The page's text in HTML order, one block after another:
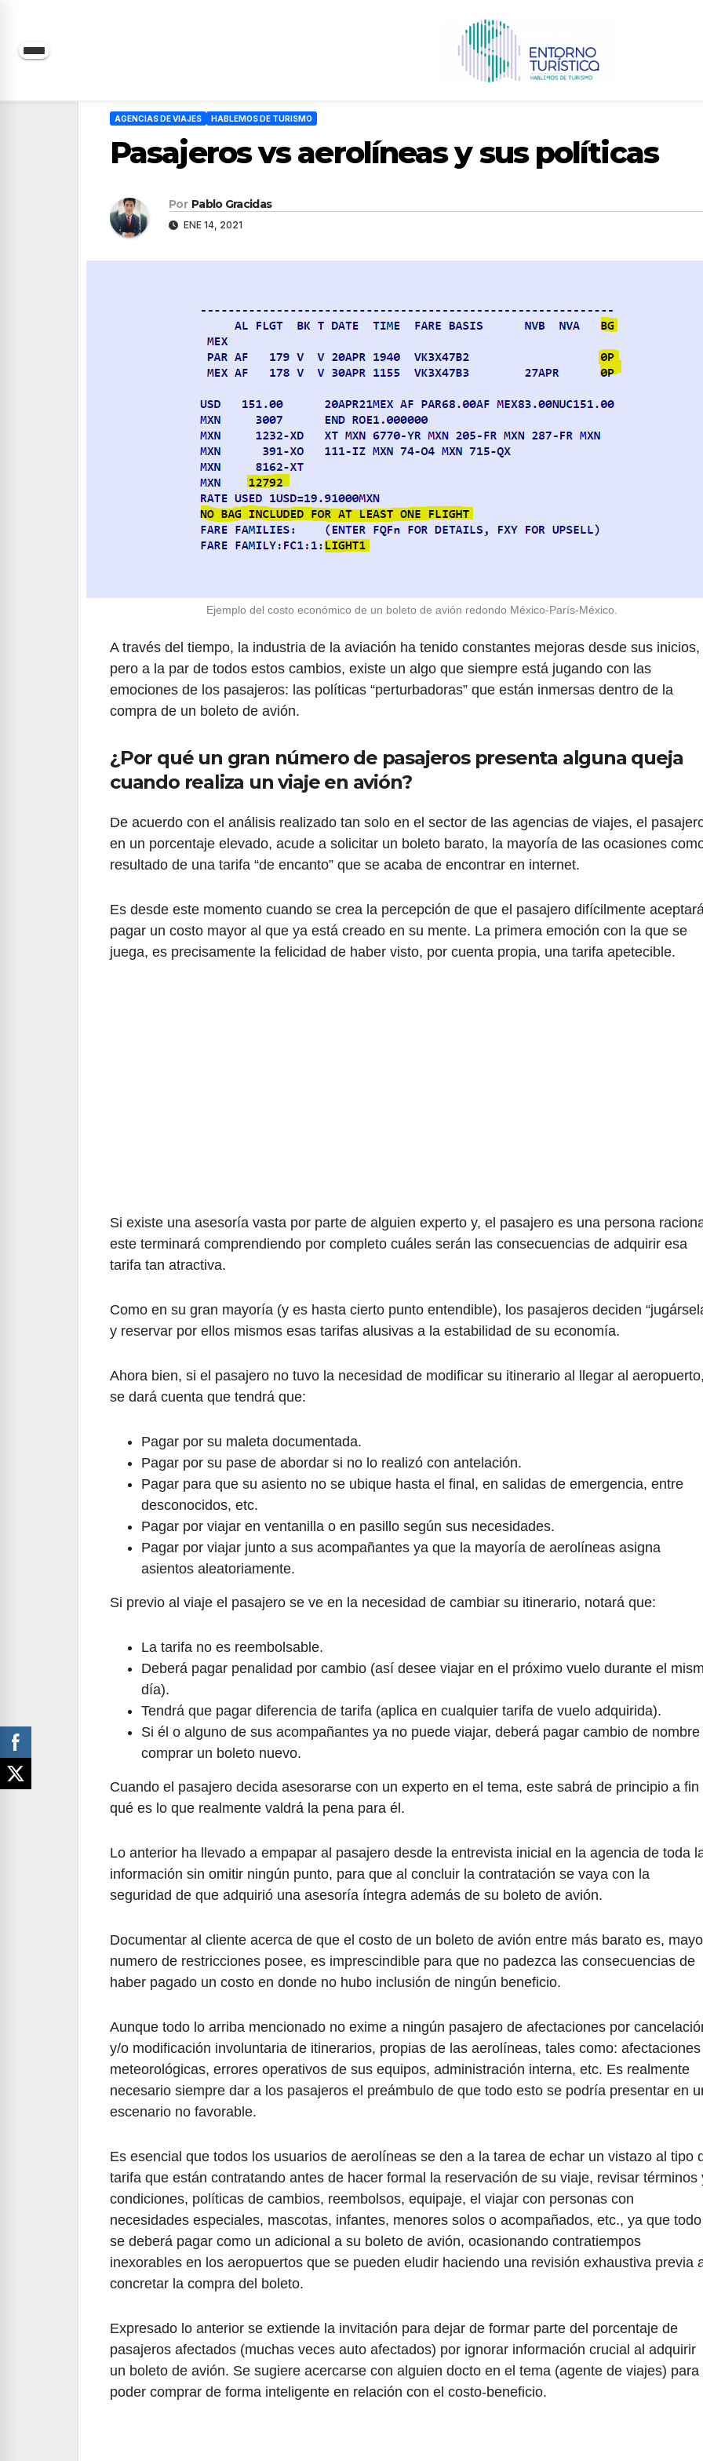
Saltar
AGENCIAS DE VIAJES HABLEMOS DE TURISMO
Pasajeros vs aerolíneas y sus políticas
Por Pablo Gracidas
ENE 14, 2021
Ejemplo del costo económico de un boleto de avión redondo México-París-México.
A través del tiempo, la industria de la aviación ha tenido constantes mejoras desde sus inicios,
pero a la par de todos estos cambios, existe un algo que siempre está jugando con las
emociones de los pasajeros: las políticas “perturbadoras” que están inmersas dentro de la
compra de un boleto de avión.
¿Por qué un gran número de pasajeros presenta alguna queja
cuando realiza un viaje en avión?
De acuerdo con el análisis realizado tan solo en el sector de las agencias de viajes, el
en un porcentaje elevado, acude a solicitar un boleto barato, la mayoría de las ocasiones
resultado de una tarifa “de encanto” que se acaba de encontrar en internet.
Es desde este momento cuando se crea la percepción de que el pasajero difícilmente aceptará
pagar un costo mayor al que ya está creado en su mente. La primera emoción con la que se
juega, es precisamente la felicidad de haber visto, por cuenta propia, una tarifa apetecible.
Si existe una asesoría vasta por parte de alguien experto y, el pasajero es una persona
este terminará comprendiendo por completo cuáles serán las consecuencias de adquirir esa
tarifa tan atractiva.
Como en su gran mayoría (y es hasta cierto punto entendible), los pasajeros deciden
y reservar por ellos mismos esas tarifas alusivas a la estabilidad de su economía.
Ahora bien, si el pasajero no tuvo la necesidad de modificar su itinerario al llegar al aeropuerto,
se dará cuenta que tendrá que:
Pagar por su maleta documentada.
Pagar por su pase de abordar si no lo realizó con antelación.
Pagar para que su asiento no se ubique hasta el final, en salidas de emergencia, entre
desconocidos, etc.
Pagar por viajar en ventanilla o en pasillo según sus necesidades.
Pagar por viajar junto a sus acompañantes ya que la mayoría de aerolíneas asigna
asientos aleatoriamente.
Si previo al viaje el pasajero se ve en la necesidad de cambiar su itinerario, notará que:
La tarifa no es reembolsable.
Deberá pagar penalidad por cambio (así desee viajar en el próximo vuelo durante el
día).
Tendrá que pagar diferencia de tarifa (aplica en cualquier tarifa de vuelo adquirida).
Si él o alguno de sus acompañantes ya no puede viajar, deberá pagar cambio de nombre
comprar un boleto nuevo.
Cuando el pasajero decida asesorarse con un experto en el tema, este sabrá de principio a fin
qué es lo que realmente valdrá la pena para él.
Lo anterior ha llevado a empapar al pasajero desde la entrevista inicial en la agencia de toda
información sin omitir ningún punto, para que al concluir la contratación se vaya con la
seguridad de que adquirió una asesoría íntegra además de su boleto de avión.
Documentar al cliente acerca de que el costo de un boleto de avión entre más barato es,
numero de restricciones posee, es imprescindible para que no padezca las consecuencias de
haber pagado un costo en donde no hubo inclusión de ningún beneficio.
Aunque todo lo arriba mencionado no exime a ningún pasajero de afectaciones por
y/o modificación involuntaria de itinerarios, propias de las aerolíneas, tales como: afectaciones
meteorológicas, errores operativos de sus equipos, administración interna, etc. Es realmente
necesario siempre dar a los pasajeros el preámbulo de que todo esto se podría presentar en
escenario no favorable.
Es esencial que todos los usuarios de aerolíneas se den a la tarea de echar un vistazo al tipo
tarifa que están contratando antes de hacer formal la reservación de su viaje, revisar términos
condiciones, políticas de cambios, reembolsos, equipaje, el viajar con personas con
necesidades especiales, mascotas, infantes, menores solos o acompañados, etc., ya que todo
se deberá pagar como un adicional a su boleto de avión, ocasionando contratiempos
inexorables en los aeropuertos que se pueden eludir haciendo una revisión exhaustiva previa
concretar la compra del boleto.
Expresado lo anterior se extiende la invitación para dejar de formar parte del porcentaje de
pasajeros afectados (muchas veces auto afectados) por ignorar información crucial al adquirir
un boleto de avión. Se sugiere acercarse con alguien docto en el tema (agente de viajes) para
poder comprar de forma inteligente en relación con el costo-beneficio.